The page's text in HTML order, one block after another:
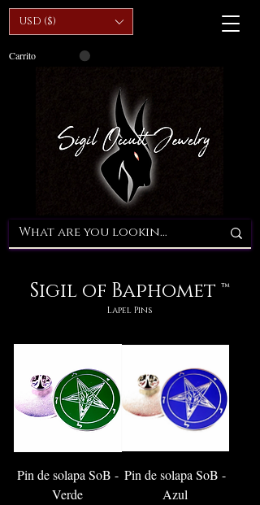
USD ($)
Carrito
Sigil of Baphomet ™
Lapel Pins
Pin de solapa SoB -
Verde
Pin de solapa SoB -
Azul